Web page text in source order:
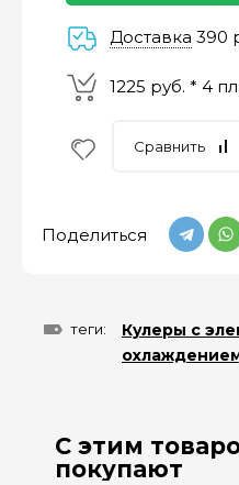
Доставка 390
1225 руб. * 4
Сравнить
Поделиться
теги:
Кулеры с
С этим
покупают